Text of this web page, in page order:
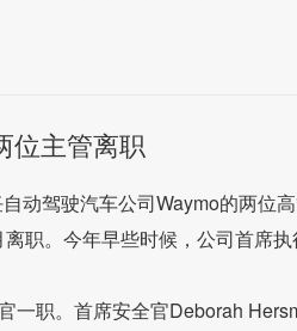
位主管离职
动驾驶汽车公司Waymo的两
职。今年早些时候，公司首席
一职。首席安全官Deborah